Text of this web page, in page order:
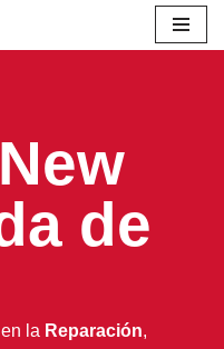
de
la Reparación,